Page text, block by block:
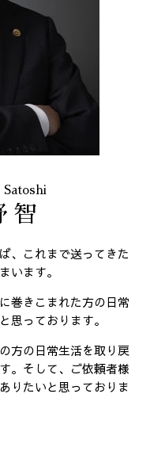
智
、これまで送ってきた
います。
巻きこまれた方の日常
思っております。
方の日常生活を取り戻
。そして、ご依頼者様
りたいと思っておりま